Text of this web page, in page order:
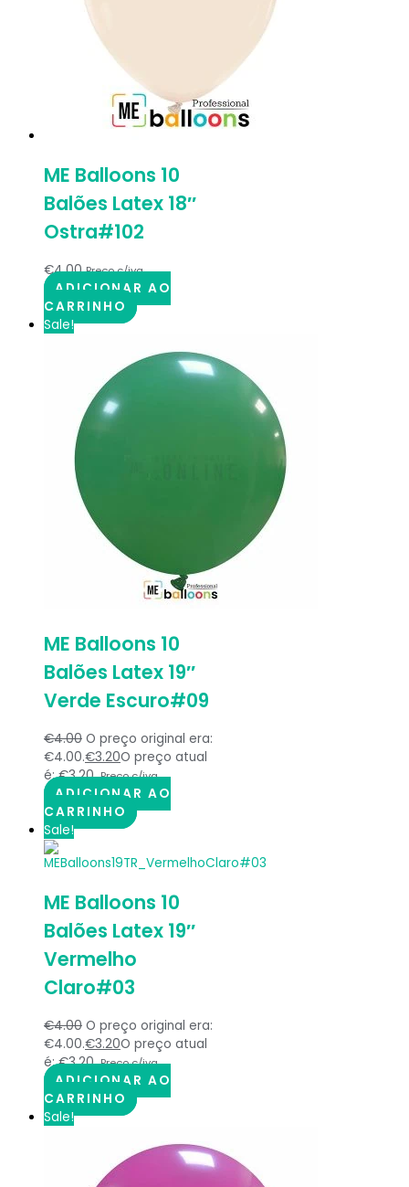
ME Balloons 10
Balões Latex 18″
Ostra#102
€4.00 Preço c/iva
ADICIONAR AO
CARRINHO
Sale!
ME Balloons 10
Balões Latex 19″
Verde Escuro#09
€4.00 O preço original era:
€4.00.€3.20O preço atual
é: €3.20. Preço c/iva
ADICIONAR AO
CARRINHO
Sale!
ME Balloons 10
Balões Latex 19″
Vermelho
Claro#03
€4.00 O preço original era:
€4.00.€3.20O preço atual
é: €3.20. Preço c/iva
ADICIONAR AO
CARRINHO
Sale!